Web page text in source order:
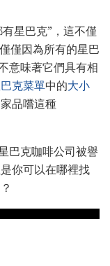
星巴克”，這不僅
僅因為所有的星巴
意味著它們具有相
克菜單中的大小
品嚐這種
巴克咖啡公司被譽
你可以在哪裡找